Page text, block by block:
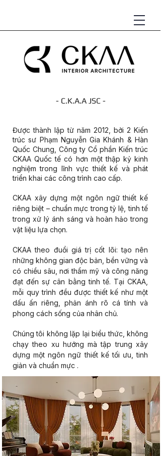
- C.K.A.A JSC -
Được thành lập từ năm 2012, bởi 2 Kiến
trúc sư Phạm Nguyễn Gia Khánh & Hàn
Quốc Chung, Công ty Cổ phần Kiến trúc
CKAA Quốc tế có hơn một thập kỷ kinh
nghiệm trong lĩnh vực thiết kế và phát
triển khai các công trình cao cấp.
CKAA xây dựng một ngôn ngữ thiết kế
riêng biệt – chuẩn mực trong tỷ lệ, tinh tế
trong xử lý ánh sáng và hoàn hảo trong
vật liệu lựa chọn.
CKAA theo đuổi giá trị cốt lõi: tạo nên
những không gian độc bản, bền vững và
có chiều sâu, nơi thẩm mỹ và công năng
đạt đến sự cân bằng tinh tế. Tại CKAA,
mỗi quy trình đều được thiết kế như một
dấu ấn riêng, phản ánh rõ cá tính và
phong cách sống của nhân chủ.
Chúng tôi không lặp lại biểu thức, không
chạy theo xu hướng mà tập trung xây
dựng một ngôn ngữ thiết kế tối ưu, tinh
giản và chuẩn mực .